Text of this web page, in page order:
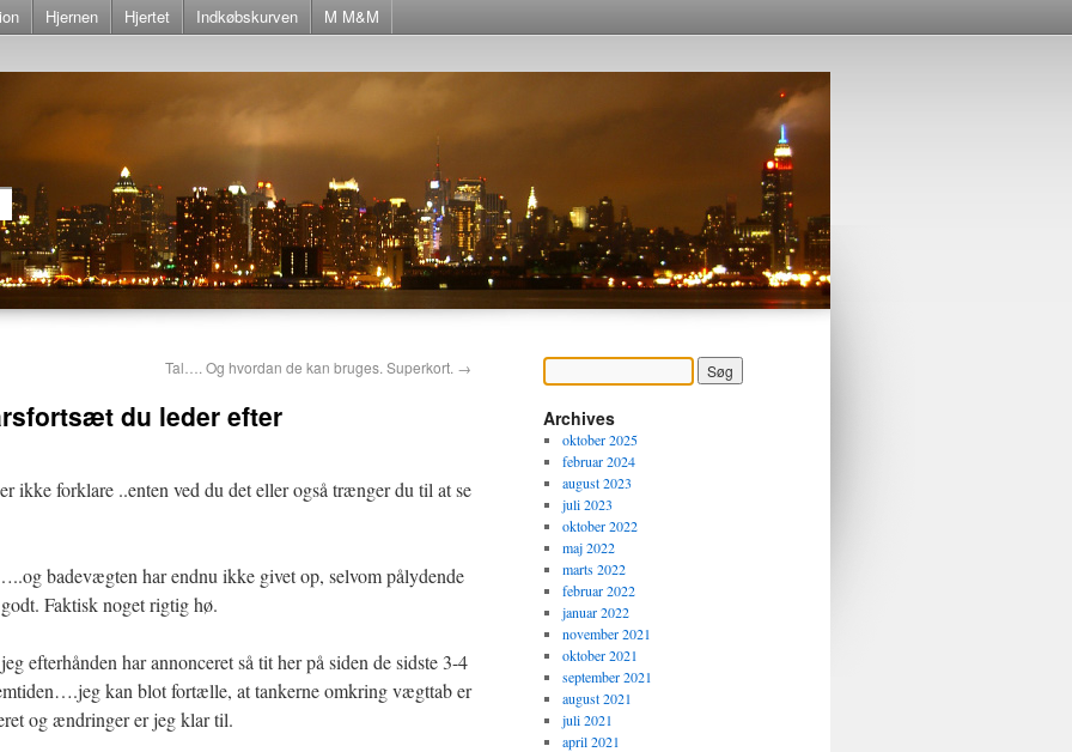
Hjernen Hjertet Indkøbskurven M M&M
Tal…. Og hvordan de kan bruges. Superkort. →
du leder efter
ikke forklare ..enten ved du det eller også trænger du til at se
badevægten har endnu ikke givet op, selvom pålydende
Faktisk noget rigtig hø.
efterhånden har annonceret så tit her på siden de sidste 3-4
kan blot fortælle, at tankerne omkring vægttab er
og ændringer er jeg klar til.
Archives
oktober 2025
februar 2024
august 2023
juli 2023
oktober 2022
maj 2022
marts 2022
februar 2022
januar 2022
november 2021
oktober 2021
september 2021
august 2021
juli 2021
april 2021